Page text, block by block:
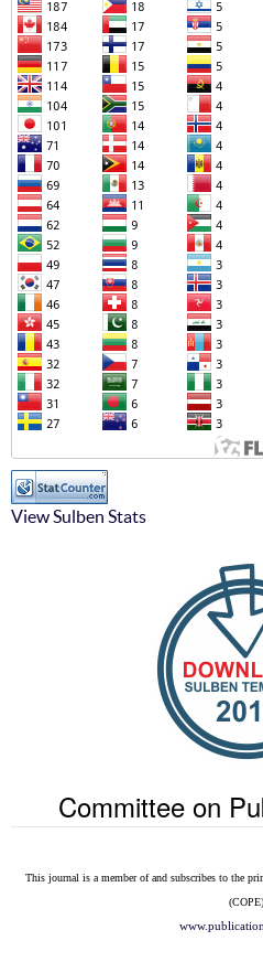
View Sulben Stats
Committee on
This journal is a member of and subscribes to the
(COPE)